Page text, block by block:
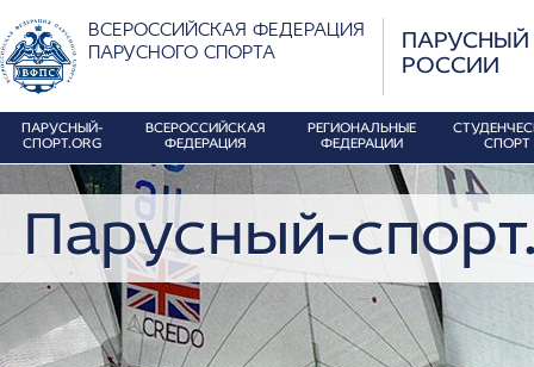
ВСЕРОССИЙСКАЯ ФЕДЕРАЦИЯ
ПАРУСНОГО СПОРТА
ПАРУСНЫЙ
РОССИИ
ПАРУСНЫЙ-
СПОРТ.ORG
ВСЕРОССИЙСКАЯ
ФЕДЕРАЦИЯ
РЕГИОНАЛЬНЫЕ
ФЕДЕРАЦИИ
СПОРТ
Парусный-